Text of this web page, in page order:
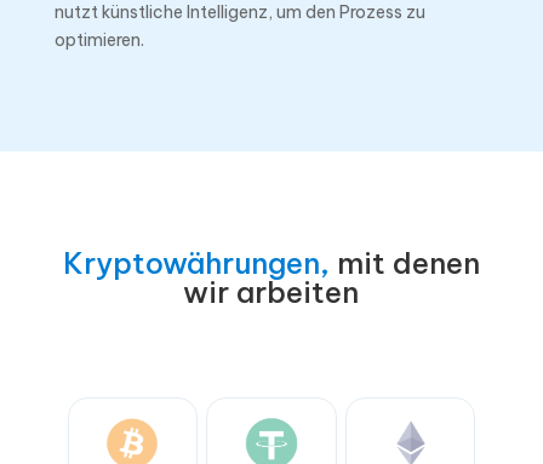
nutzt künstliche Intelligenz, um den Prozess zu
optimieren.
Kryptowährungen, mit denen
wir arbeiten